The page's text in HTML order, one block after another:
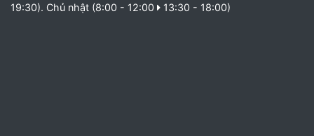
19:30). Chủ nhật (8:00 - 12:00
13:30 - 18:00)